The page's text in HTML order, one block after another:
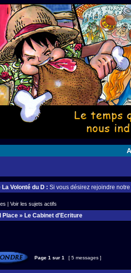
Volonté du D : Si vous désirez rejoindre
| Voir les sujets actifs
Place » Le Cabinet d'Ecriture
Page 1 sur 1 [ 5 messages ]